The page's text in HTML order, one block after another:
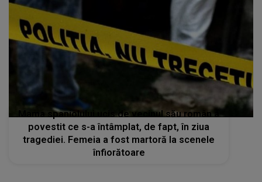
Mama spaniolului ucis de vecinul său român a
povestit ce s-a întâmplat, de fapt, în ziua
tragediei. Femeia a fost martoră la scenele
înfiorătoare